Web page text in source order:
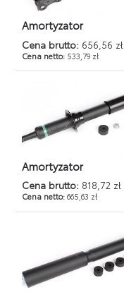
Amortyzator
Cena brutto: 656,56 zł
Cena netto: 533,79 zł
Amortyzator
Cena brutto: 818,72 zł
Cena netto:665,63 zł